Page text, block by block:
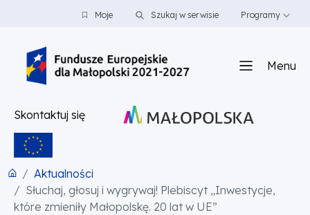
PRZEJDŹ DO TREŚCI
PRZEJDŹ DO MENUMoje Szukaj w serwisie Programy
Menu
Skontaktuj się
Aktualności
Słuchaj, głosuj i wygrywaj! Plebiscyt „Inwestycje,
które zmieniły Małopolskę. 20 lat w UE”